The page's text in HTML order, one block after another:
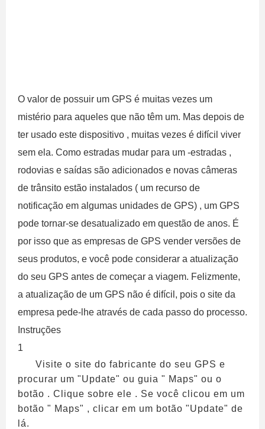
O valor de possuir um GPS é muitas vezes um
mistério para aqueles que não têm um. Mas depois de
ter usado este dispositivo , muitas vezes é difícil viver
sem ela. Como estradas mudar para um -estradas ,
rodovias e saídas são adicionados e novas câmeras
de trânsito estão instalados ( um recurso de
notificação em algumas unidades de GPS) , um GPS
pode tornar-se desatualizado em questão de anos. É
por isso que as empresas de GPS vender versões de
seus produtos, e você pode considerar a atualização
do seu GPS antes de começar a viagem. Felizmente,
a atualização de um GPS não é difícil, pois o site da
empresa pede-lhe através de cada passo do processo.
Instruções
1
Visite o site do fabricante do seu GPS e
procurar um "Update" ou guia " Maps" ou o
botão . Clique sobre ele . Se você clicou em um
botão " Maps" , clicar em um botão "Update" de
lá.